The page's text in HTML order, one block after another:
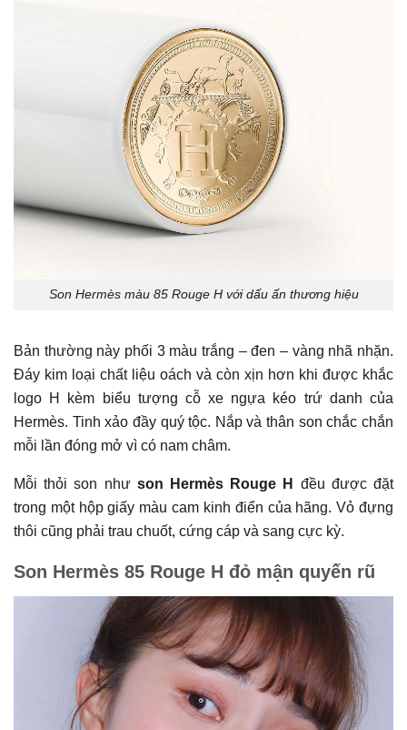
Son Hermès màu 85 Rouge H với dấu ấn thương hiệu
Bản thường này phối 3 màu trắng – đen – vàng nhã nhặn.
Đáy kim loại chất liệu oách và còn xịn hơn khi được khắc
logo H kèm biểu tượng cỗ xe ngựa kéo trứ danh của
Hermès. Tinh xảo đầy quý tộc. Nắp và thân son chắc chắn
mỗi lần đóng mở vì có nam châm.
Mỗi thỏi son như son Hermès Rouge H đều được đặt
trong một hộp giấy màu cam kinh điển của hãng. Vỏ đựng
thôi cũng phải trau chuốt, cứng cáp và sang cực kỳ.
Son Hermès 85 Rouge H đỏ mận quyến rũ